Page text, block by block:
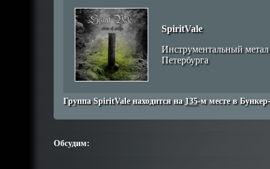
SpiritVale
Инструментальный
Петербурга
Группа SpiritVale находится на 135-м месте в
Обсудим: